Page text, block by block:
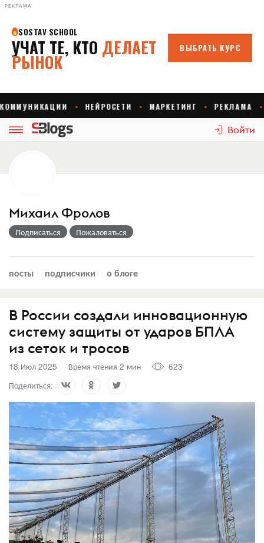
РЕКЛАМА
Войти
Михаил Фролов
Подписаться Пожаловаться
посты подписчики о блоге
В России создали инновационную
систему защиты от ударов БПЛА
из сеток и тросов
18 Июл 2025 Время чтения 2 мин
623
Поделиться: